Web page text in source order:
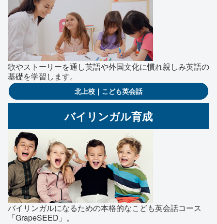
歌やストーリーを通し英語や外国文化に慣れ親しみ英語の
基礎を学習します。
北上校｜こども英会話
バイリンガル育成
バイリンガルになるための本格的なこども英会話コース
「GrapeSEED」。